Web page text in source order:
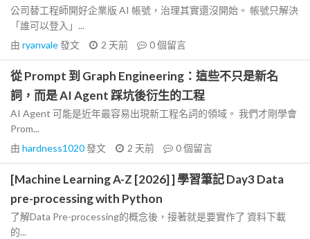
公司替工程師開好企業版 AI 帳號，治理其實還沒開始。 帳號只解決
「誰可以登入」...
由 ryanvale發文 2 天前 0個留言
從 Prompt 到 Graph Engineering：這些不只是新名
詞，而是 AI Agent 踩坑後衍生的工程
AI Agent 可能是近年最容易出現新工程名詞的領域。 我們才剛學會
Prom...
由 hardness1020發文 2 天前 0個留言
[Machine Learning A-Z [2026] ] 學習筆記 Day3 Data
pre-processing with Python
了解Data Pre-processing的概念後，接著就是要實作了 資料下載
的...